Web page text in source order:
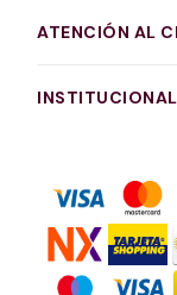
ATENCIÓN AL
INSTITUCIONAL